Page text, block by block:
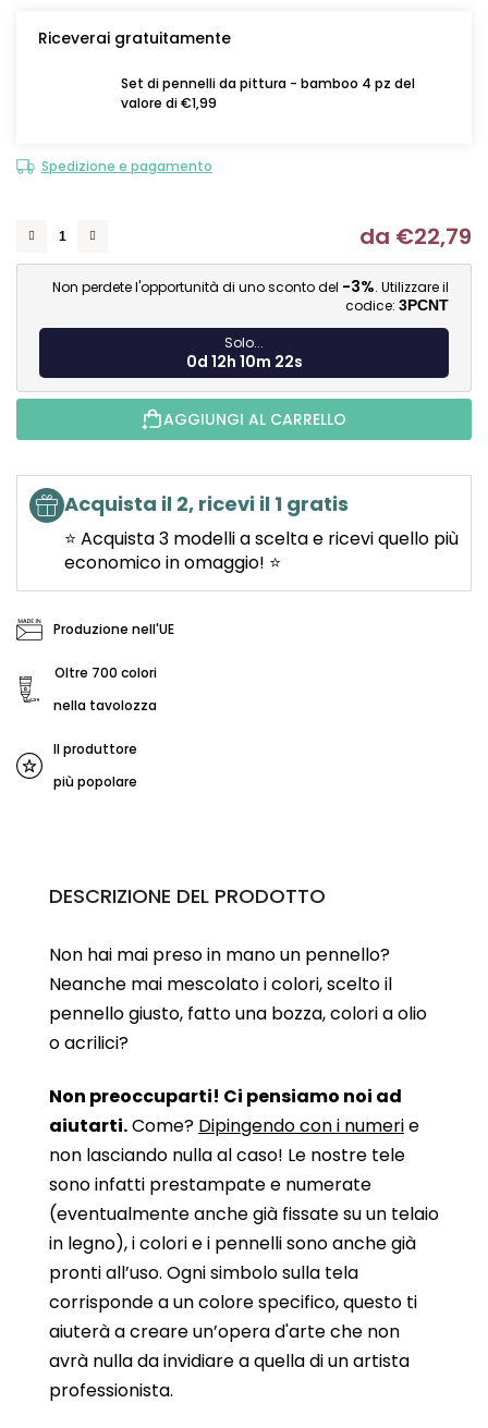
Riceverai gratuitamente
Set di pennelli da pittura - bamboo 4 pz del
valore di €1,99
Spedizione e pagamento
da €22,79
Non perdete l'opportunità di uno sconto del -3%. Utilizzare il
codice: 3PCNT
Solo...
0d 12h 10m 21s
AGGIUNGI AL CARRELLO
Acquista il 2, ricevi il 1 gratis
⭐ Acquista 3 modelli a scelta e ricevi quello più
economico in omaggio! ⭐
Produzione nell'UE
Oltre 700 colori
nella tavolozza
Il produttore
più popolare
DESCRIZIONE DEL PRODOTTO
Non hai mai preso in mano un pennello?
Neanche mai mescolato i colori, scelto il
pennello giusto, fatto una bozza, colori a olio
o acrilici?
Non preoccuparti! Ci pensiamo noi ad
aiutarti.Come? Dipingendo con i numerie
non lasciando nulla al caso! Le nostre tele
sono infatti prestampate e numerate
(eventualmente anche già fissate su un telaio
in legno), i colori e i pennelli sono anche già
pronti all’uso. Ogni simbolo sulla tela
corrisponde a un colore specifico, questo ti
aiuterà a creare un’opera d'arte che non
avrà nulla da invidiare a quella di un artista
professionista.